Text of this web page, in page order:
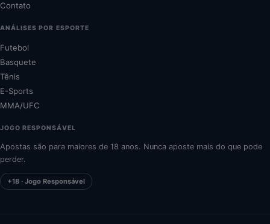
Contato
ANÁLISES POR ESPORTE
Futebol
Basquete
Tênis
E-Sports
MMA/UFC
JOGO RESPONSÁVEL
Apostas são para maiores de 18 anos. Nunca aposte mais do que pode
perder.
+18 · Jogo Responsável